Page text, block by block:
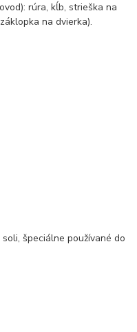
rúra, kĺb, strieška na
na dvierka).
špeciálne používané do